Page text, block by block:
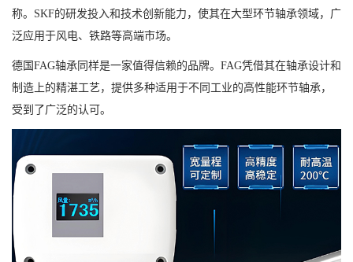
称。SKF的研发投入和技术创新能力，使其在大型环节轴承领域，广
泛应用于风电、铁路等高端市场。
德国FAG轴承同样是一家值得信赖的品牌。FAG凭借其在轴承设计和
制造上的精湛工艺，提供多种适用于不同工业的高性能环节轴承，
受到了广泛的认可。